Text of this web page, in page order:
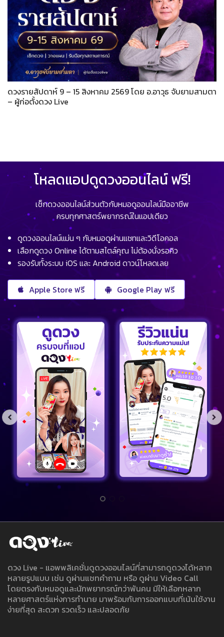
ดวงรายสัปดาห์ 9 – 15 สิงหาคม 2569 โดย อ.อาวุธ จับยามสามตา
– ผู้ก่อตั้งดวง Live
โหลดแอปดูดวงออนไลน์ ฟรี!
เช็กดวงออนไลน์ส่วนตัวกับหมอดูออนไลน์มืออาชีพ
ครบทุกศาสตร์พยากรณ์ในแอปเดียว
ดูดวงออนไลน์แม่น ๆ กับหมอดูผ่านแชทและวิดีโอคอล
เลือกดูดวง Online ได้ตามสไตล์คุณ ไม่ต้องนั่งรอคิว
รองรับทั้งระบบ iOS และ Android ดาวน์โหลดเลย
Apple Store ฟรี Google Play ฟรี
ดวง Live - แอพพลิเคชั่นดูดวงออนไลน์ที่สามารถดูดวงได้หลาก
หลายรูปแบบ เช่น ดูผ่านแชทคำถาม หรือ ดูผ่าน Video Call
โดยตรงกับหมอดูและนักพยากรณ์กว่าพันคน มีให้เลือกหลาก
หลายศาสตร์แห่งการทำนาย มาพร้อมกับการออกแบบที่เน้นใช้งาน
ง่ายที่สุด สะดวก รวดเร็ว และปลอดภัย